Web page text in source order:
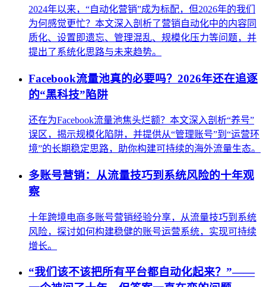
2024年以来，“自动化营销”成为标配，但2026年的我们
为何感觉更忙？本文深入剖析了营销自动化中的内容同
质化、设置即遗忘、管理混乱、规模化压力等问题，并
提出了系统化思路与未来趋势。
Facebook流量池真的必要吗？2026年还在追逐
的“黑科技”陷阱
还在为Facebook流量池焦头烂额？本文深入剖析“养号”
误区，揭示规模化陷阱，并提供从“管理账号”到“运营环
境”的长期稳定思路，助你构建可持续的海外流量生态。
多账号营销：从流量技巧到系统风险的十年观
察
十年跨境电商多账号营销经验分享，从流量技巧到系统
风险，探讨如何构建稳健的账号运营系统，实现可持续
增长。
“我们该不该把所有平台都自动化起来？”——